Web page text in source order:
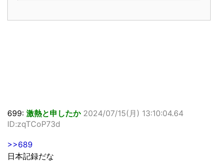
699: 激熱と申したか 2024/07/15(月) 13:10:04.64
ID:zqTCoP73d
>>689
日本記録だな